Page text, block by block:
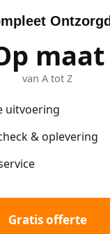
Ontzorgd
maat
van A tot Z
uitvoering
& oplevering
Gratis offerte